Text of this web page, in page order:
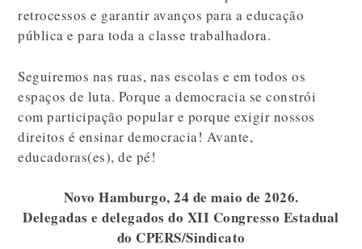
retrocessos e garantir avanços para a educação
pública e para toda a classe trabalhadora.
Seguiremos nas ruas, nas escolas e em todos os
espaços de luta. Porque a democracia se constrói
com participação popular e porque exigir nossos
direitos é ensinar democracia! Avante,
educadoras(es), de pé!
Novo Hamburgo, 24 de maio de 2026.
Delegadas e delegados do XII Congresso Estadual
do CPERS/Sindicato